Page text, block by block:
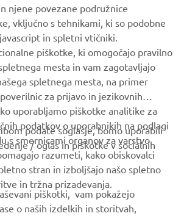
njene povezane podružnice
vključno s tehnikami, ki so podobne
in spletni vtičniki.
piškotke, ki omogočajo pravilno
mesta in vam zagotavljajo
spletnega mesta, na primer
za prijavo in jezikovnih
uporabljamo piškotke analitike za
podatkov o uporabnikih na podlagi
s smernicami organov za varstvo
razumeti, kako obiskovalci
stran in izboljšajo našo spletno
in tržna prizadevanja.
podate soglasje, bomo uporabili
/ oglas in piškotke v socialnih
piškotki, vam pokažejo
o naših izdelkih in storitvah,